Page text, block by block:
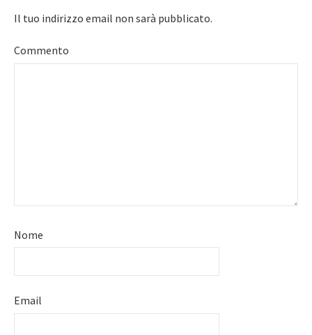
Il tuo indirizzo email non sarà pubblicato.
Commento
Nome
Email